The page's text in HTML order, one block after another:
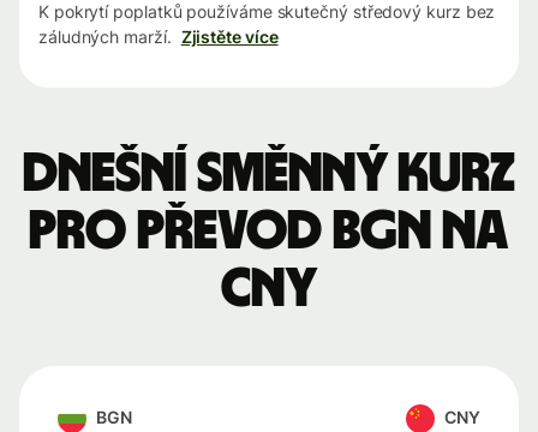
K pokrytí poplatků používáme skutečný středový kurz bez
záludných marží. Zjistěte více
Dnešní směnný kurz
pro převod BGN na
CNY
BGN CNY